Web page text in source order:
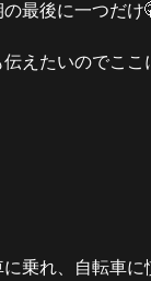
最後に一つだけ
えたいのでここ
乗れ、自転車